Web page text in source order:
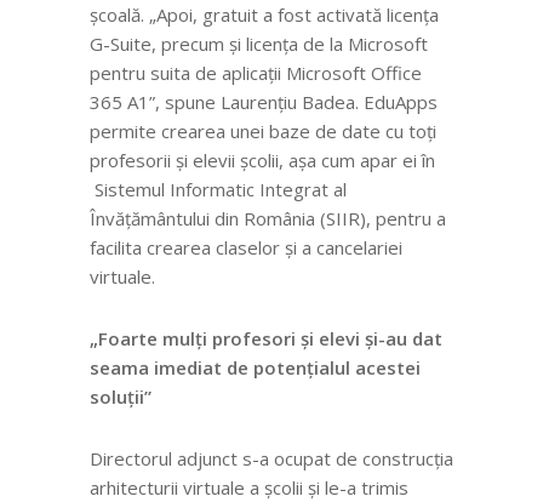
școală. „Apoi, gratuit a fost activată licența
G-Suite, precum și licența de la Microsoft
pentru suita de aplicații Microsoft Office
365 A1”, spune Laurențiu Badea. EduApps
permite crearea unei baze de date cu toți
profesorii și elevii școlii, așa cum apar ei în
Sistemul Informatic Integrat al
Învăţământului din România (SIIR), pentru a
facilita crearea claselor și a cancelariei
virtuale.
„Foarte mulți profesori și elevi și-au dat
seama imediat de potențialul acestei
soluții”
Directorul adjunct s-a ocupat de construcția
arhitecturii virtuale a școlii și le-a trimis